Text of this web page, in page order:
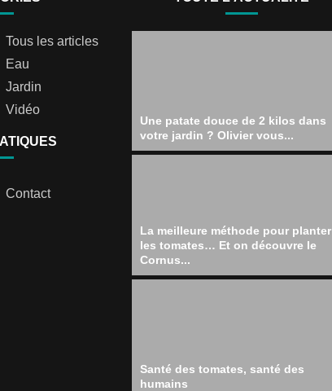
Tous les articles
Eau
Jardin
Vidéo
Contact
Une patate douce de 2 kilos dans
votre jardin ? Olivier vous...
La meilleure méthode pour planter
les tomates… Et on découvre le
Cornus...
Santé des tomates, santé des
humains